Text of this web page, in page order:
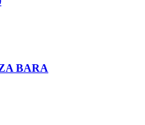
BARA